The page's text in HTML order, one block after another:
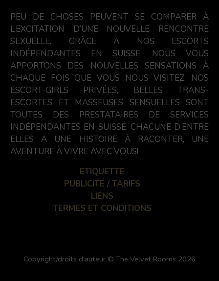
PEU DE CHOSES PEUVENT SE COMPARER À
L’EXCITATION D’UNE NOUVELLE RENCONTRE
SEXUELLE. GRÂCE À NOS ESCORTS
INDÉPENDANTES EN SUISSE, NOUS VOUS
APPORTONS DES NOUVELLES SENSATIONS À
CHAQUE FOIS QUE VOUS NOUS VISITEZ. NOS
ESCORT-GIRLS PRIVÉES, BELLES TRANS-
ESCORTES ET MASSEUSES SENSUELLES SONT
TOUTES DES PRESTATAIRES DE SERVICES
INDÉPENDANTES EN SUISSE. CHACUNE D’ENTRE
ELLES A UNE HISTOIRE À RACONTER, UNE
AVENTURE À VIVRE AVEC VOUS!
ETIQUETTE
PUBLICITÉ / TARIFS
LIENS
TERMES ET CONDITIONS
Copyright/droits d’auteur © The Velvet Rooms 2026